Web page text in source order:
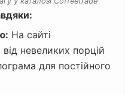
На сайті
невеликих порцій
для постійного